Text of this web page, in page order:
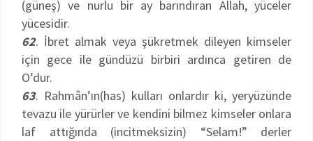
(güneş) ve nurlu bir ay barındıran Allah, yüceler
yücesidir.
62. İbret almak veya şükretmek dileyen kimseler
için gece ile gündüzü birbiri ardınca getiren de
O’dur.
63. Rahmân’ın(has) kulları onlardır ki, yeryüzünde
tevazu ile yürürler ve kendini bilmez kimseler onlara
laf attığında (incitmeksizin) “Selam!” derler